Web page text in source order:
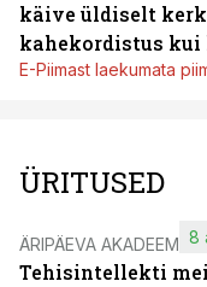
käive üldiselt
kahekordistus kui
E-Piimast laekumata
ÜRITUSED
ÄRIPÄEVA AKADEEMIA
Tehisintellekti
8